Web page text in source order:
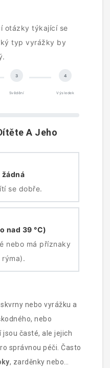
otázky týkající se
typ vyrážky by
3
Svědění
4
Výsledek
A Jeho
žádná
se dobře.
nad 39 °C)
nebo má příznaky
nebo vyrážku a
nebo
jsou časté, ale jejich
správnou péči. Často
, zarděnky nebo